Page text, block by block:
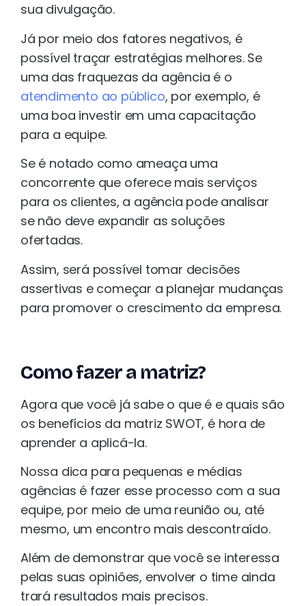
sua divulgação.
Já por meio dos fatores negativos, é
possível traçar estratégias melhores. Se
uma das fraquezas da agência é o
atendimento ao público, por exemplo, é
uma boa investir em uma capacitação
para a equipe.
Se é notado como ameaça uma
concorrente que oferece mais serviços
para os clientes, a agência pode analisar
se não deve expandir as soluções
ofertadas.
Assim, será possível tomar decisões
assertivas e começar a planejar mudanças
para promover o crescimento da empresa.
Como fazer a matriz?
Agora que você já sabe o que é e quais são
os benefícios da matriz SWOT, é hora de
aprender a aplicá-la.
Nossa dica para pequenas e médias
agências é fazer esse processo com a sua
equipe, por meio de uma reunião ou, até
mesmo, um encontro mais descontraído.
Além de demonstrar que você se interessa
pelas suas opiniões, envolver o time ainda
trará resultados mais precisos.